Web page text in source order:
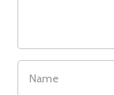
NAME